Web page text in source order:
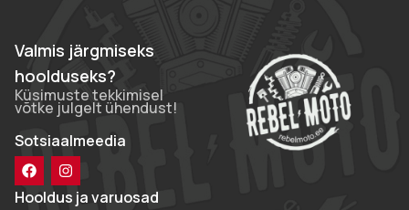
Valmis järgmiseks
hoolduseks?
Küsimuste tekkimisel
võtke julgelt ühendust!
Sotsiaalmeedia
Hooldus ja varuosad